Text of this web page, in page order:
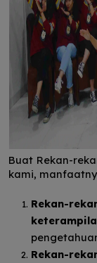
Buat Rekan-
kami,
Rekan-
Rekan-